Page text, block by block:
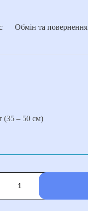
Обмін та повернення
– 50 см)